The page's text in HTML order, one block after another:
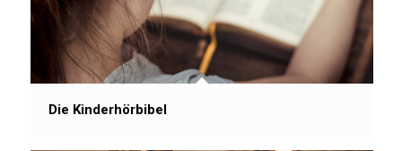
Die Kinderhörbibel